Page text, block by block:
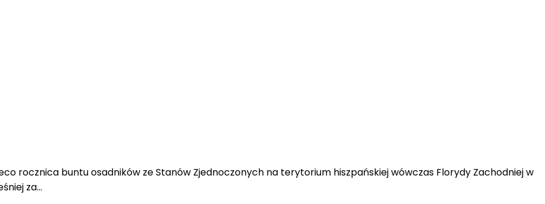
rocznica buntu osadników ze Stanów Zjednoczonych na terytorium hiszpańskiej wówczas Florydy Zachodniej w
za…